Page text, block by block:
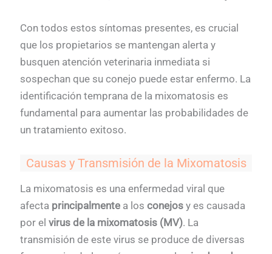
Con todos estos síntomas presentes, es crucial
que los propietarios se mantengan alerta y
busquen atención veterinaria inmediata si
sospechan que su conejo puede estar enfermo. La
identificación temprana de la mixomatosis es
fundamental para aumentar las probabilidades de
un tratamiento exitoso.
Causas y Transmisión de la Mixomatosis
La mixomatosis es una enfermedad viral que
afecta principalmente a losconejosy es causada
por elvirus de la mixomatosis (MV). La
transmisión de este virus se produce de diversas